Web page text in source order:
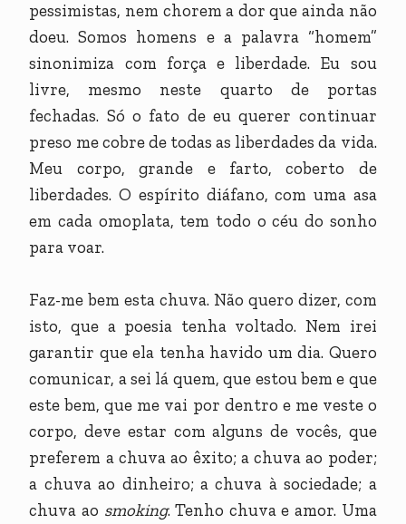
pessimistas, nem chorem a dor que ainda não
doeu. Somos homens e a palavra “homem”
sinonimiza com força e liberdade. Eu sou
livre, mesmo neste quarto de portas
fechadas. Só o fato de eu querer continuar
preso me cobre de todas as liberdades da vida.
Meu corpo, grande e farto, coberto de
liberdades. O espírito diáfano, com uma asa
em cada omoplata, tem todo o céu do sonho
para voar.
Faz-me bem esta chuva. Não quero dizer, com
isto, que a poesia tenha voltado. Nem irei
garantir que ela tenha havido um dia. Quero
comunicar, a sei lá quem, que estou bem e que
este bem, que me vai por dentro e me veste o
corpo, deve estar com alguns de vocês, que
preferem a chuva ao êxito; a chuva ao poder;
a chuva ao dinheiro; a chuva à sociedade; a
chuva ao smoking. Tenho chuva e amor. Uma